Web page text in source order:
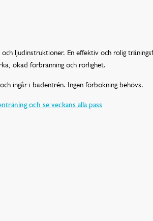
ljudinstruktioner. En effektiv och rolig
ökad förbränning och rörlighet.
ingår i badentrén. Ingen förbokning behövs.
och se veckans alla pass